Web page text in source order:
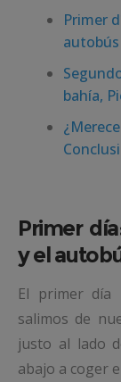
Primer
bahía,
Primer
y el
El primer día
salimos de
justo al lado
abajo a coger